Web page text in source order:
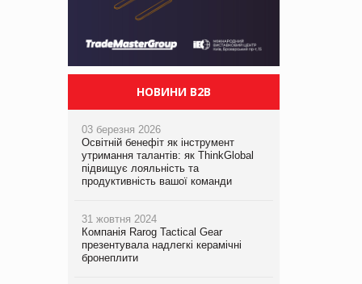
НОВИНИ B2B
03 березня 2026
Освітній бенефіт як інструмент
утримання талантів: як ThinkGlobal
підвищує лояльність та
продуктивність вашої команди
31 жовтня 2024
Компанія Rarog Tactical Gear
презентувала надлегкі керамічні
бронеплити